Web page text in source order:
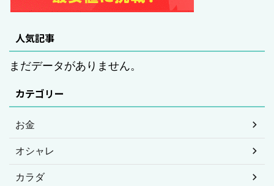
人気記事
まだデータがありません。
カテゴリー
お金
オシャレ
カラダ